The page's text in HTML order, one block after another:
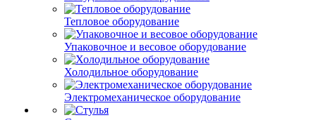
Тепловое оборудование
Упаковочное и весовое оборудование
Холодильное оборудование
Электромеханическое оборудование